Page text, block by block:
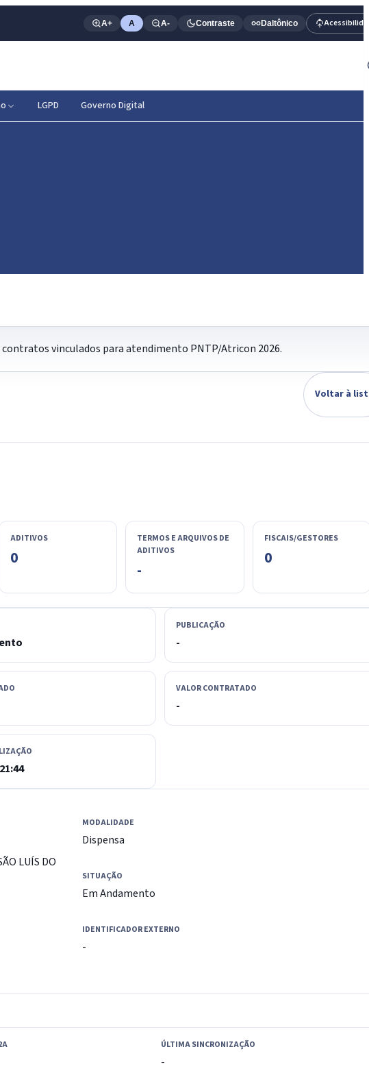
A+ A A- Contraste Daltônico
LGPD Governo Digital
vinculados para atendimento PNTP/Atricon 2026.
Voltar à
ADITIVOS
0
TERMOS E ARQUIVOS DE
ADITIVOS
-
FISCAIS/GESTORES
0
PUBLICAÇÃO
-
VALOR CONTRATADO
-
LUÍS DO
MODALIDADE
Dispensa
SITUAÇÃO
Em Andamento
IDENTIFICADOR EXTERNO
-
ÚLTIMA SINCRONIZAÇÃO
-